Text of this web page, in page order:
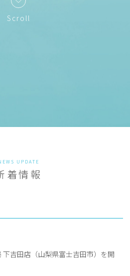
Scroll
UPDATE
着情報
下吉田店（山梨県富士吉田市）を開